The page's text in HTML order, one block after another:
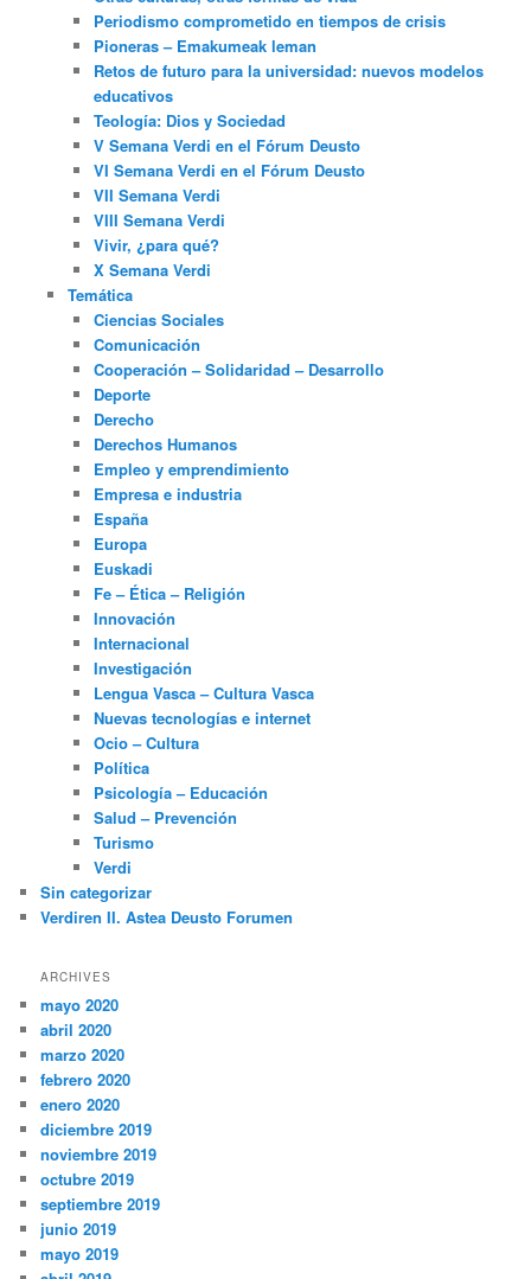
Periodismo comprometido en tiempos de crisis
Pioneras – Emakumeak leman
Retos de futuro para la universidad: nuevos modelos
educativos
Teología: Dios y Sociedad
V Semana Verdi en el Fórum Deusto
VI Semana Verdi en el Fórum Deusto
VII Semana Verdi
VIII Semana Verdi
Vivir, ¿para qué?
X Semana Verdi
Temática
Ciencias Sociales
Comunicación
Cooperación – Solidaridad – Desarrollo
Deporte
Derecho
Derechos Humanos
Empleo y emprendimiento
Empresa e industria
España
Europa
Euskadi
Fe – Ética – Religión
Innovación
Internacional
Investigación
Lengua Vasca – Cultura Vasca
Nuevas tecnologías e internet
Ocio – Cultura
Política
Psicología – Educación
Salud – Prevención
Turismo
Verdi
Sin categorizar
Verdiren II. Astea Deusto Forumen
ARCHIVES
mayo 2020
abril 2020
marzo 2020
febrero 2020
enero 2020
diciembre 2019
noviembre 2019
octubre 2019
septiembre 2019
junio 2019
mayo 2019